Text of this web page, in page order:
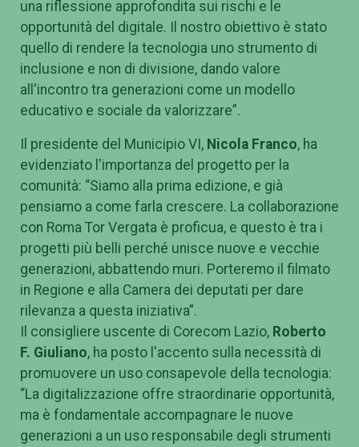
una riflessione approfondita sui rischi e le
opportunità del digitale. Il nostro obiettivo è stato
quello di rendere la tecnologia uno strumento di
inclusione e non di divisione, dando valore
all'incontro tra generazioni come un modello
educativo e sociale da valorizzare”.
Il presidente del Municipio VI, Nicola Franco, ha
evidenziato l'importanza del progetto per la
comunità: “Siamo alla prima edizione, e già
pensiamo a come farla crescere. La collaborazione
con Roma Tor Vergata è proficua, e questo è tra i
progetti più belli perché unisce nuove e vecchie
generazioni, abbattendo muri. Porteremo il filmato
in Regione e alla Camera dei deputati per dare
rilevanza a questa iniziativa”.
Il consigliere uscente di Corecom Lazio, Roberto
F. Giuliano, ha posto l'accento sulla necessità di
promuovere un uso consapevole della tecnologia:
“La digitalizzazione offre straordinarie opportunità,
ma è fondamentale accompagnare le nuove
generazioni a un uso responsabile degli strumenti